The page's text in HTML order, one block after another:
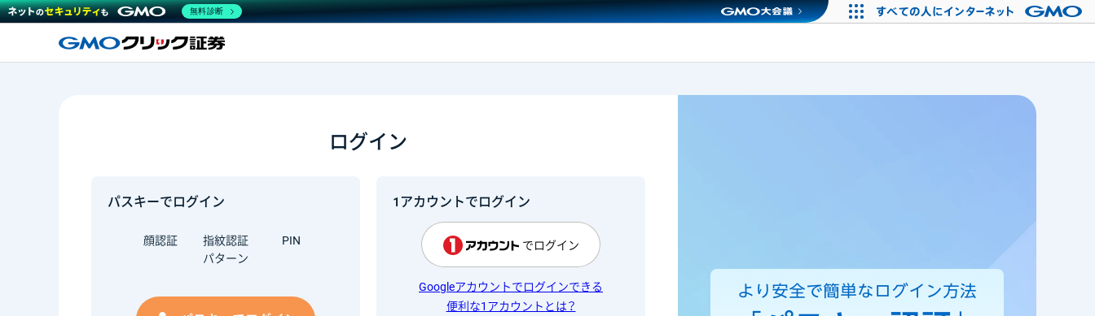
ログイン
パスキーでログイン
顔認証 指紋認証
PIN
パターン
1アカウントでログイン
でログイン
Googleアカウントでログインできる
便利な1アカウントとは？
無料診断